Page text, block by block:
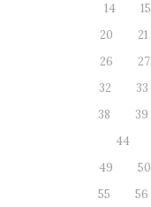
14
15
20
21
26
27
32
33
38
39
44
49
50
55
56